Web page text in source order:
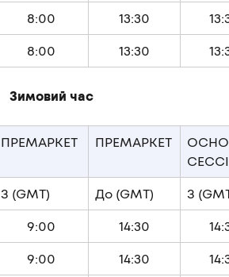
8:00 13:30
8:00 13:30
Зимовий час
ПРЕМАРКЕТ ПРЕМАРКЕТ
З (GMT) До (GMT) З
9:00 14:30
9:00 14:30